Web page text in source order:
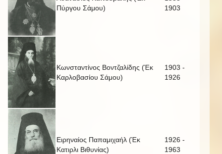
Πύργου Σάμου)
1903
Κωνσταντίνος Βοντζαλίδης (Έκ
Καρλοβασίου Σάμου)
1903 -
1926
Ειρηναίος Παπαμιχαήλ (Έκ
Κατιρλι Βιθυνίας)
1926 -
1963